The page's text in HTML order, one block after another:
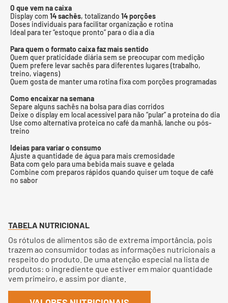
O que vem na caixa
Display com 14 sachês, totalizando 14 porções
Doses individuais para facilitar organização e rotina
Ideal para ter “estoque pronto” para o dia a dia
Para quem o formato caixa faz mais sentido
Quem quer praticidade diária sem se preocupar com medição
Quem prefere levar sachês para diferentes lugares (trabalho,
treino, viagens)
Quem gosta de manter uma rotina fixa com porções programadas
Como encaixar na semana
Separe alguns sachês na bolsa para dias corridos
Deixe o display em local acessível para não “pular” a proteína do dia
Use como alternativa proteica no café da manhã, lanche ou pós-
treino
Ideias para variar o consumo
Ajuste a quantidade de água para mais cremosidade
Bata com gelo para uma bebida mais suave e gelada
Combine com preparos rápidos quando quiser um toque de café
no sabor
TABELA NUTRICIONAL
Os rótulos de alimentos são de extrema importância, pois
trazem ao consumidor todas as informações nutricionais a
respeito do produto. De uma atenção especial na lista de
produtos: o ingrediente que estiver em maior quantidade
vem primeiro, e assim por diante.